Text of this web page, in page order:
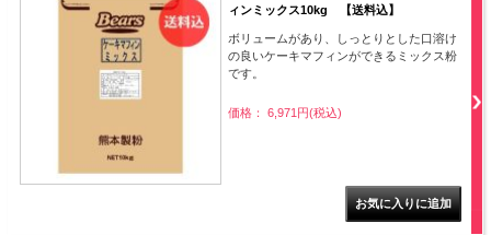
ィンミックス10kg 【送料込】
ボリュームがあり、しっとりとした口溶け
の良いケーキマフィンができるミックス粉
です。
価格： 6,971円(税込)